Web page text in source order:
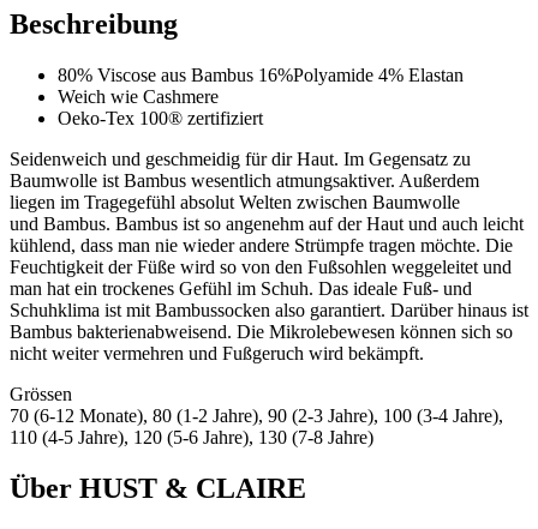
Beschreibung
80% Viscose aus Bambus 16%Polyamide 4% Elastan
Weich wie Cashmere
Oeko-Tex 100® zertifiziert
Seidenweich und geschmeidig für dir Haut. Im Gegensatz zu
Baumwolle ist Bambus wesentlich atmungsaktiver. Außerdem
liegen im Tragegefühl absolut Welten zwischen Baumwolle
und Bambus. Bambus ist so angenehm auf der Haut und auch leicht
kühlend, dass man nie wieder andere Strümpfe tragen möchte. Die
Feuchtigkeit der Füße wird so von den Fußsohlen weggeleitet und
man hat ein trockenes Gefühl im Schuh. Das ideale Fuß- und
Schuhklima ist mit Bambussocken also garantiert. Darüber hinaus ist
Bambus bakterienabweisend. Die Mikrolebewesen können sich so
nicht weiter vermehren und Fußgeruch wird bekämpft.
Grössen
70 (6-12 Monate), 80 (1-2 Jahre), 90 (2-3 Jahre), 100 (3-4 Jahre),
110 (4-5 Jahre), 120 (5-6 Jahre), 130 (7-8 Jahre)
Über HUST & CLAIRE